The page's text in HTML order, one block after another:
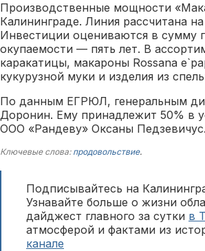
Производственные мощности
Калининграде. Линия рассчитана
Инвестиции оцениваются в сумму
окупаемости — пять лет. В
каракатицы, макароны Rossana
кукурузной муки и изделия из
По данным ЕГРЮЛ, генеральным
Доронин. Ему принадлежит 50% в
ООО «Рандеву» Оксаны Педзевичус.
Ключевые слова: продовольствие.
Подписывайтесь на
Узнавайте больше о жизни
дайджест главного за сутки в
атмосферой и фактами из
канале